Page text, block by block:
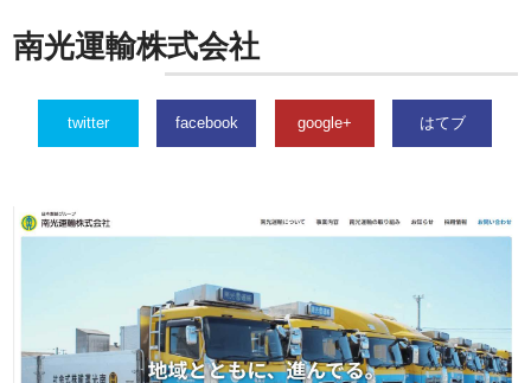
南光運輸株式会社
twitter facebook google+ はてブ